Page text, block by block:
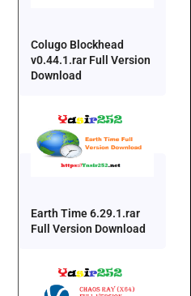
Colugo Blockhead
v0.44.1.rar Full Version
Download
Earth Time 6.29.1.rar
Full Version Download